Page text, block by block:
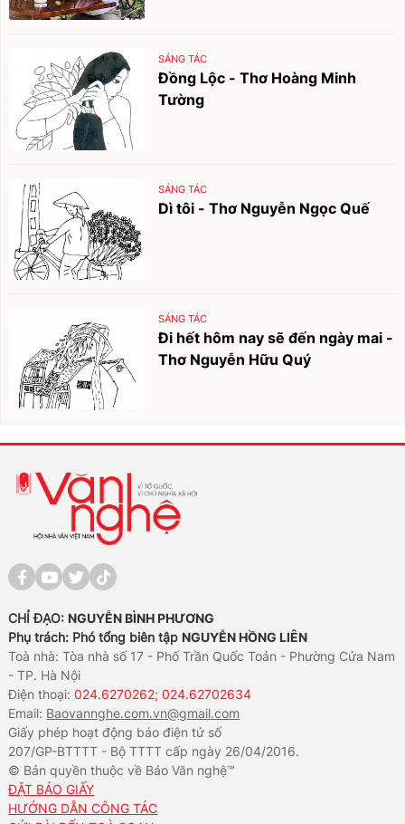
SÁNG TÁC
Đồng Lộc - Thơ Hoàng Minh
Tường
SÁNG TÁC
Dì tôi - Thơ Nguyễn Ngọc Quế
SÁNG TÁC
Đi hết hôm nay sẽ đến ngày mai -
Thơ Nguyễn Hữu Quý
CHỈ ĐẠO: NGUYỄN BÌNH PHƯƠNG
Phụ trách: Phó tổng biên tập NGUYỄN HỒNG LIÊN
Toà nhà: Tòa nhà số 17 - Phố Trần Quốc Toản - Phường Cửa Nam
- TP. Hà Nội
Điện thoại:024.6270262; 024.62702634
Email: Baovannghe.com.vn@gmail.com
Giấy phép hoạt động báo điện tử số
207/GP-BTTTT - Bộ TTTT cấp ngày 26/04/2016.
© Bản quyền thuộc về Báo Văn nghệ™
ĐẶT BÁO GIẤY
HƯỚNG DẪN CÔNG TÁC